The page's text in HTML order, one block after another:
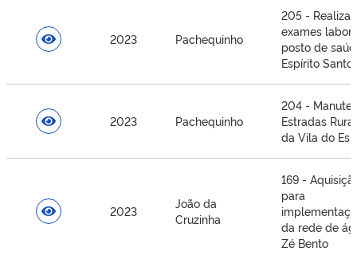
2023 Pachequinho
205 -
exames
posto de
Espírito Santo
2023 Pachequinho
204 -
Estradas
da Vila do
2023
João da
Cruzinha
169 -
para
da rede de
Zé Bento